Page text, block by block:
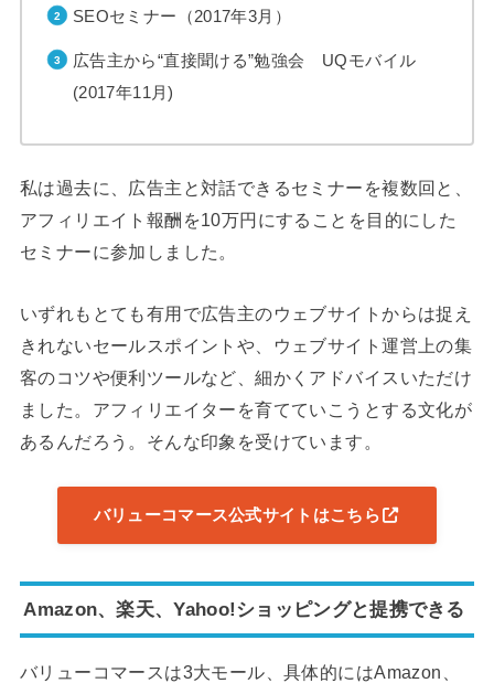
SEOセミナー（2017年3月）
広告主から“直接聞ける”勉強会 UQモバイル
(2017年11月)
私は過去に、広告主と対話できるセミナーを複数回と、
アフィリエイト報酬を10万円にすることを目的にした
セミナーに参加しました。
いずれもとても有用で広告主のウェブサイトからは捉え
きれないセールスポイントや、ウェブサイト運営上の集
客のコツや便利ツールなど、細かくアドバイスいただけ
ました。アフィリエイターを育てていこうとする文化が
あるんだろう。そんな印象を受けています。
バリューコマース公式サイトはこちら
Amazon、楽天、Yahoo!ショッピングと提携できる
バリューコマースは3大モール、具体的にはAmazon、